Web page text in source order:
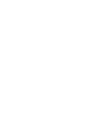
da
Umberto